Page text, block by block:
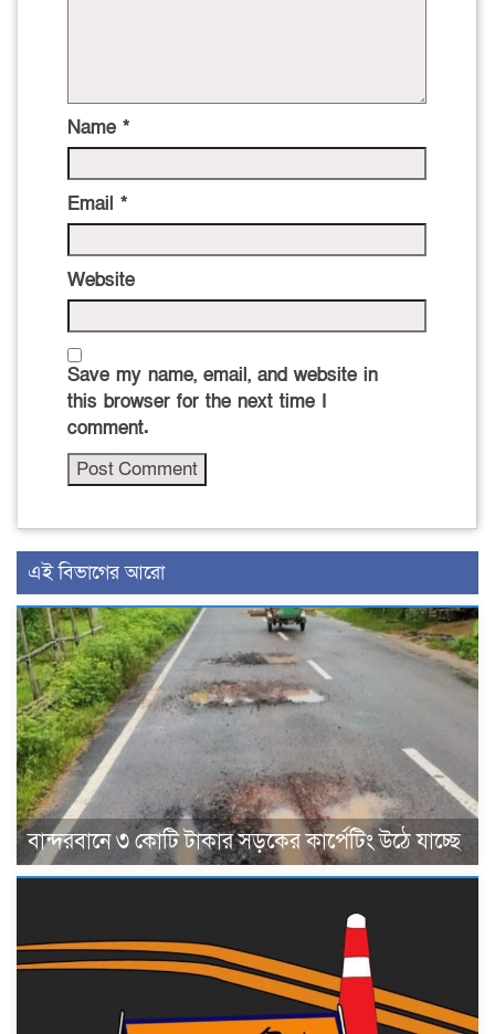
Name *
Email *
Website
Save my name, email, and website in
this browser for the next time I
comment.
এই বিভাগের আরো
বান্দরবানে ৩ কোটি টাকার সড়কের কার্পেটিং উঠে যাচ্ছে